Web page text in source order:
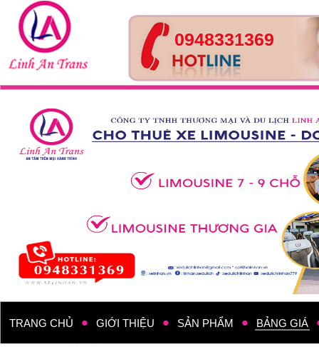
0948331369
TRANG CHỦ GIỚI THIỆU SẢN PHẨM BẢNG GIÁ